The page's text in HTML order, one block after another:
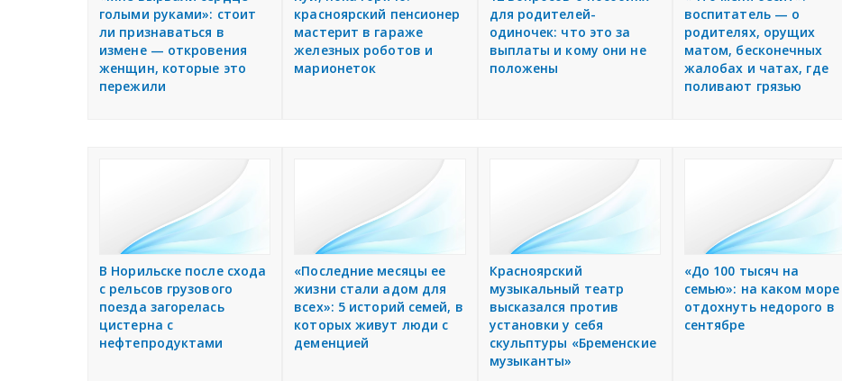
голыми руками»: стоит
ли признаваться в
измене — откровения
женщин, которые это
пережили
красноярский пенсионер
мастерит в гараже
железных роботов и
марионеток
для родителей-
одиночек: что это за
выплаты и кому они не
положены
воспитатель — о
родителях, орущих
матом, бесконечных
жалобах и чатах, где
поливают грязью
В Норильске после схода
с рельсов грузового
поезда загорелась
цистерна с
нефтепродуктами
«Последние месяцы ее
жизни стали адом для
всех»: 5 историй семей, в
которых живут люди с
деменцией
Красноярский
музыкальный театр
высказался против
установки у себя
скульптуры «Бременские
музыканты»
«До 100 тысяч на
семью»: на каком море
отдохнуть недорого в
сентябре